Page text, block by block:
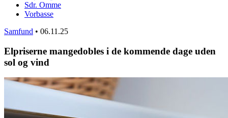
Sdr. Omme
Vorbasse
Samfund • 06.11.25
Elpriserne mangedobles i de kommende dage uden
sol og vind